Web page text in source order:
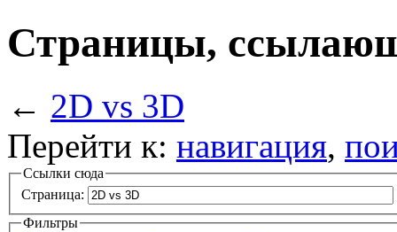
Страницы,
← 2D vs 3D
Перейти к: навигация,
Ссылки сюда
Страница:
Фильтры